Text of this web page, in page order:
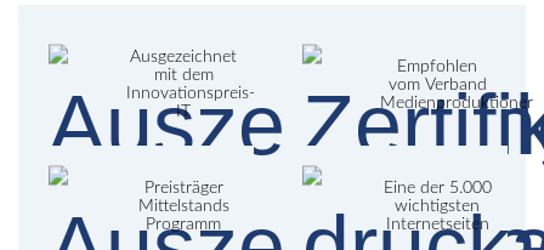
Ausgezeichnet
mit dem
Innovationspreis-
IT
Empfohlen
vom Verband
Medienproduktioner
Preisträger
Mittelstands
Programm
Eine der 5.000
wichtigsten
Internetseiten